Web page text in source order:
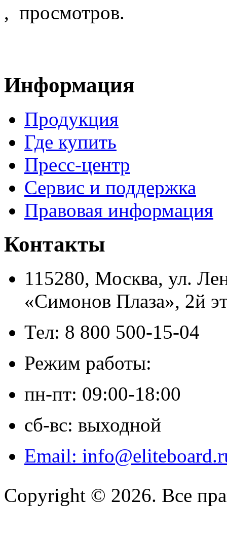
, просмотров.
Информация
Продукция
Где купить
Пресс-центр
Сервис и поддержка
Правовая информация
Контакты
115280, Москва, ул.
«Симонов Плаза», 2й
Тел: 8 800 500-15-04
Режим работы:
пн-пт: 09:00-18:00
сб-вс: выходной
Email:
Copyright © 2026. Все